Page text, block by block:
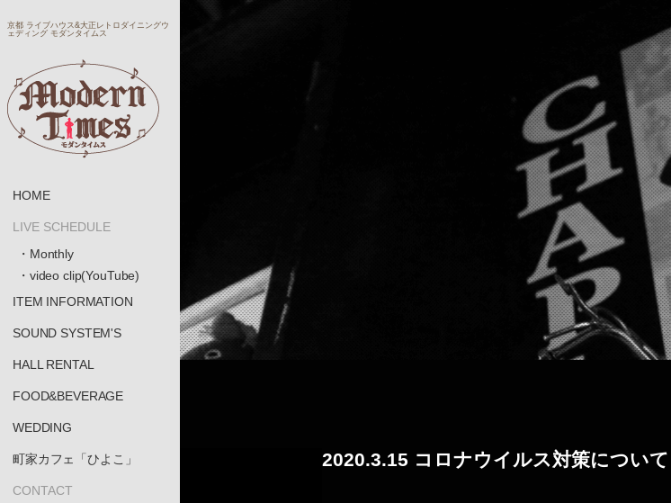
京都 ライブハウス&大正レトロダイニングウ
ェディング モダンタイムス
HOME
LIVE SCHEDULE
・Monthly
・video clip(YouTube)
ITEM INFORMATION
SOUND SYSTEM'S
HALL RENTAL
FOOD&BEVERAGE
WEDDING
町家カフェ「ひよこ」
CONTACT
2020.3.15 コロナウイルス対策について